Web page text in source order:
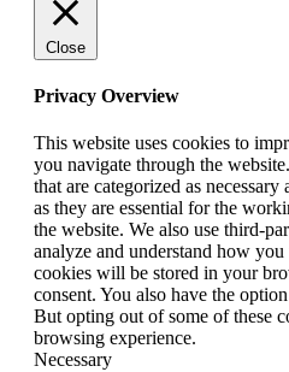
Close
Privacy Overview
This website uses cookies to
you navigate through the
that are categorized as
as they are essential for the
the website. We also use third-
analyze and understand how
cookies will be stored in your
consent. You also have the
But opting out of some of these
browsing experience.
Necessary